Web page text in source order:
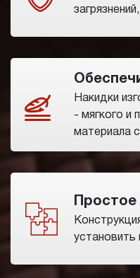
Накидки
- мягкого и
материала
установить